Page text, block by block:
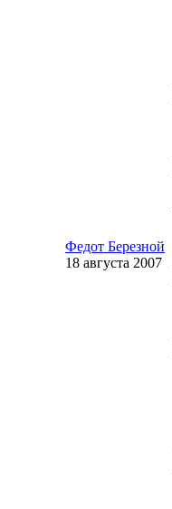
Федот Березной
18 августа 2007